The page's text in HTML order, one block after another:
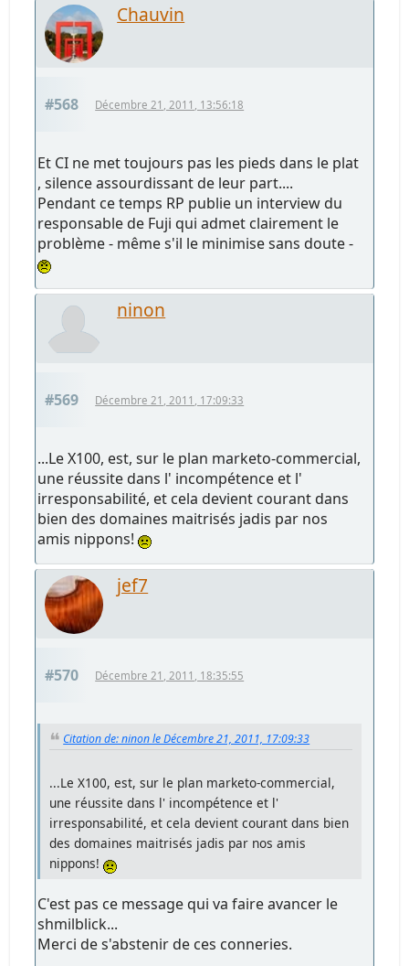
Chauvin
#568 Décembre 21, 2011, 13:56:18
Et CI ne met toujours pas les pieds dans le plat
, silence assourdissant de leur part....
Pendant ce temps RP publie un interview du
responsable de Fuji qui admet clairement le
problème - même s'il le minimise sans doute -
ninon
#569 Décembre 21, 2011, 17:09:33
...Le X100, est, sur le plan marketo-commercial,
une réussite dans l' incompétence et l'
irresponsabilité, et cela devient courant dans
bien des domaines maitrisés jadis par nos
amis nippons!
jef7
#570 Décembre 21, 2011, 18:35:55
Citation de: ninon le Décembre 21, 2011, 17:09:33
...Le X100, est, sur le plan marketo-commercial,
une réussite dans l' incompétence et l'
irresponsabilité, et cela devient courant dans bien
des domaines maitrisés jadis par nos amis
nippons!
C'est pas ce message qui va faire avancer le
shmilblick...
Merci de s'abstenir de ces conneries.